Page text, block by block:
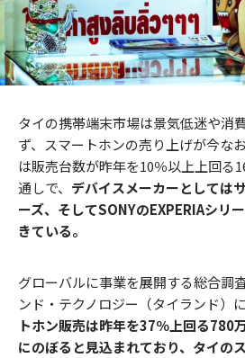
タイの携帯端末市場は景気低迷や消
ず、スマートホンの売り上げが今な
は販売台数が昨年を10％以上上回る
通しで、 デバイスメーカーとしては
ーズ、そしてSONYのEXPERIAシリ
きている。
グローバルに事業を展開する総合調
ンド・テクノロジー（タイランド）に
トホン販売は昨年を37％上回る780
にのぼると見込まれており、タイの